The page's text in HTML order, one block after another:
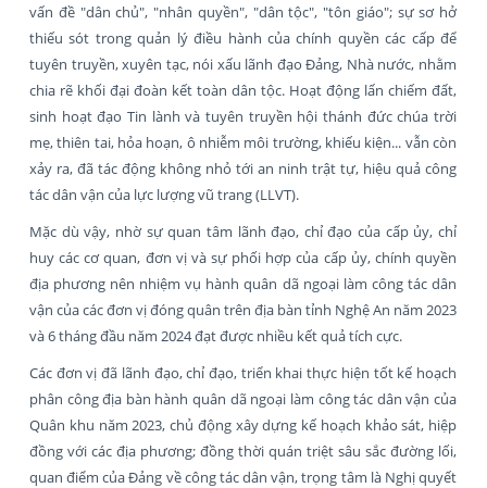
vấn đề "dân chủ", "nhân quyền", "dân tộc", "tôn giáo"; sự sơ hở
thiếu sót trong quản lý điều hành của chính quyền các cấp để
tuyên truyền, xuyên tạc, nói xấu lãnh đạo Đảng, Nhà nước, nhằm
chia rẽ khối đại đoàn kết toàn dân tộc. Hoạt động lấn chiếm đất,
sinh hoạt đạo Tin lành và tuyên truyền hội thánh đức chúa trời
mẹ, thiên tai, hỏa hoạn, ô nhiễm môi trường, khiếu kiện... vẫn còn
xảy ra, đã tác động không nhỏ tới an ninh trật tự, hiệu quả công
tác dân vận của lực lượng vũ trang (LLVT).
Mặc dù vậy, nhờ sự quan tâm lãnh đạo, chỉ đạo của cấp ủy, chỉ
huy các cơ quan, đơn vị và sự phối hợp của cấp ủy, chính quyền
địa phương nên nhiệm vụ hành quân dã ngoại làm công tác dân
vận của các đơn vị đóng quân trên địa bàn tỉnh Nghệ An năm 2023
và 6 tháng đầu năm 2024 đạt được nhiều kết quả tích cực.
Các đơn vị đã lãnh đạo, chỉ đạo, triển khai thực hiện tốt kế hoạch
phân công địa bàn hành quân dã ngoại làm công tác dân vận của
Quân khu năm 2023, chủ động xây dựng kế hoạch khảo sát, hiệp
đồng với các địa phương; đồng thời quán triệt sâu sắc đường lối,
quan điểm của Đảng về công tác dân vận, trọng tâm là Nghị quyết